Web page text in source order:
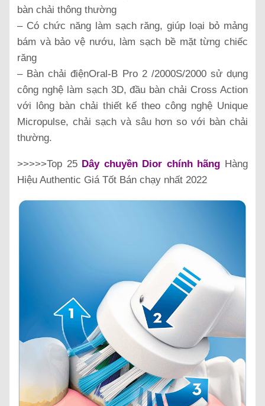
bàn chải thông thường
– Có chức năng làm sạch răng, giúp loại bỏ mảng
bám và bảo vệ nướu, làm sạch bề mặt từng chiếc
răng
– Bàn chải điệnOral-B Pro 2 /2000S/2000 sử dụng
công nghệ làm sạch 3D, đầu bàn chải Cross Action
với lông bàn chải thiết kế theo công nghệ Unique
Micropulse, chải sạch và sâu hơn so với bàn chải
thường.
>>>>>Top 25 Dây chuyền Dior chính hãng Hàng
Hiệu Authentic Giá Tốt Bán chạy nhất 2022